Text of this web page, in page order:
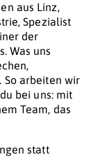
aus Linz,
Spezialist
der
Was uns
So arbeiten wir
bei uns: mit
Team, das
statt